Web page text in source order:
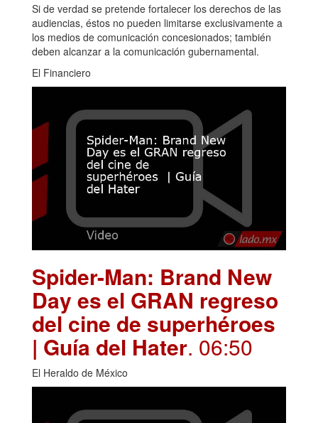
Si de verdad se pretende fortalecer los derechos de las
audiencias, éstos no pueden limitarse exclusivamente a
los medios de comunicación concesionados; también
deben alcanzar a la comunicación gubernamental.
El Financiero
Spider-Man: Brand New
Day es el GRAN regreso
del cine de superhéroes
| Guía del Hater. 06:50
El Heraldo de México